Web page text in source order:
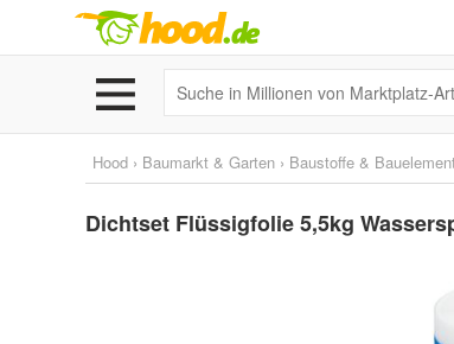
Hood › Baumarkt & Garten › Baustoffe &
Dichtset Flüssigfolie 5,5kg